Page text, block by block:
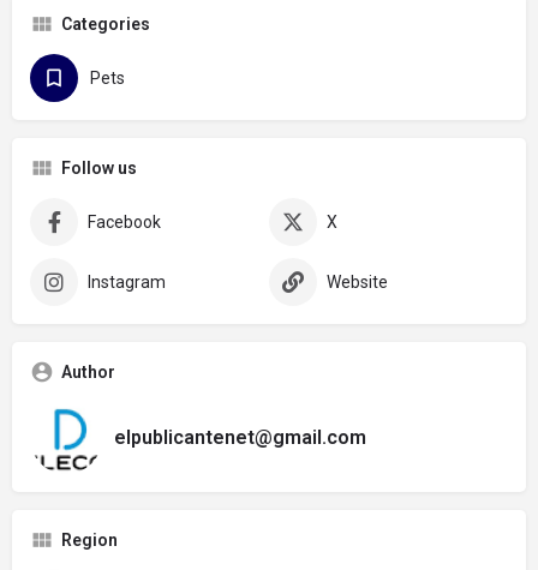
Categories
Pets
Follow us
Facebook X
Instagram Website
Author
elpublicantenet@gmail.com
Region